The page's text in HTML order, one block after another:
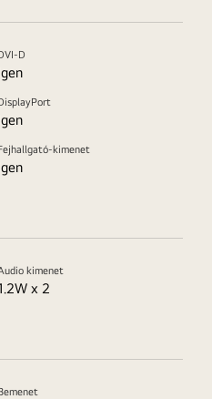
D
kimenet
kimenet
x 2